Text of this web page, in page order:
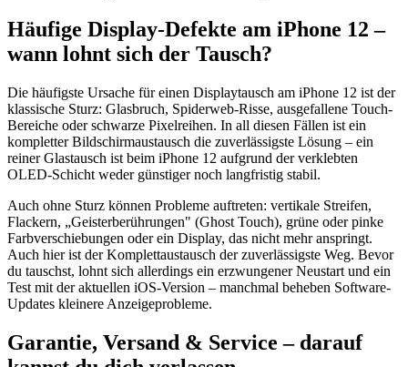
Häufige Display-Defekte am iPhone 12 –
wann lohnt sich der Tausch?
Die häufigste Ursache für einen Displaytausch am iPhone 12 ist der
klassische Sturz: Glasbruch, Spiderweb-Risse, ausgefallene Touch-
Bereiche oder schwarze Pixelreihen. In all diesen Fällen ist ein
kompletter Bildschirmaustausch die zuverlässigste Lösung – ein
reiner Glastausch ist beim iPhone 12 aufgrund der verklebten
OLED-Schicht weder günstiger noch langfristig stabil.
Auch ohne Sturz können Probleme auftreten: vertikale Streifen,
Flackern, „Geisterberührungen" (Ghost Touch), grüne oder pinke
Farbverschiebungen oder ein Display, das nicht mehr anspringt.
Auch hier ist der Komplettaustausch der zuverlässigste Weg. Bevor
du tauschst, lohnt sich allerdings ein erzwungener Neustart und ein
Test mit der aktuellen iOS-Version – manchmal beheben Software-
Updates kleinere Anzeigeprobleme.
Garantie, Versand & Service – darauf